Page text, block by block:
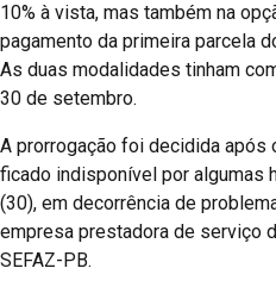
10% à vista, mas também na
pagamento da primeira parcela
As duas modalidades tinham
30 de setembro.
A prorrogação foi decidida após
ficado indisponível por algumas
(30), em decorrência de
empresa prestadora de serviço
SEFAZ-PB.